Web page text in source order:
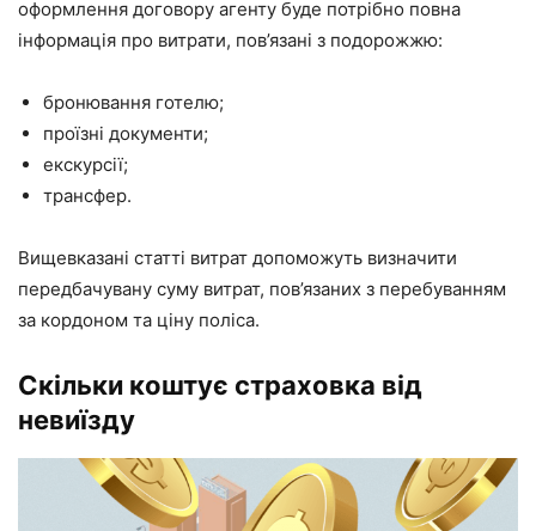
оформлення договору агенту буде потрібно повна
інформація про витрати, пов’язані з подорожжю:
бронювання готелю;
проїзні документи;
екскурсії;
трансфер.
Вищевказані статті витрат допоможуть визначити
передбачувану суму витрат, пов’язаних з перебуванням
за кордоном та ціну поліса.
Скільки коштує страховка від
невиїзду